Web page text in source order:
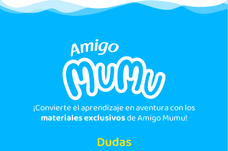
¡Convierte el aprendizaje en aventura con los
materiales exclusivosde Amigo Mumu!
Dudas